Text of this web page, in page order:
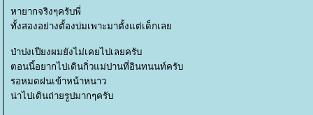
หายากจริงๆครับพี่
ทั้งสองอย่างตั้องบ่มเพาะมาตั้งแต่เด็กเล
ป่าปงเปียงผมยังไม่เคยไปเลยครับ
ตอนนี้อยากไปเดินกิ่วแม่ปานที่อินทนนท์ครับ
รอหมดฝนเข้าหน้าหนาว
น่าไปเดินถ่ายรูปมากๆครับ